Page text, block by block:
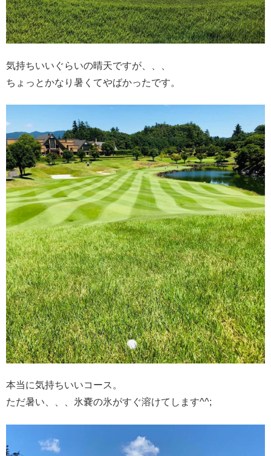
気持ちいいぐらいの晴天ですが、、、
ちょっとかなり暑くてやばかったです。
本当に気持ちいいコース。
ただ暑い、、、氷嚢の氷がすぐ溶けてします^^;